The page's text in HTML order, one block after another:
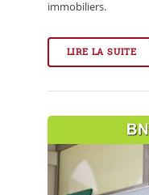
immobiliers.
LIRE LA SUITE